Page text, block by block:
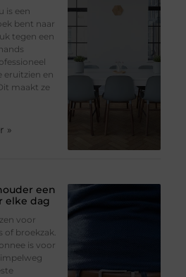
is een
bent naar
tegen een
eruitzien en
maakt ze
»
een
elke dag
voor
of broekzak.
is voor